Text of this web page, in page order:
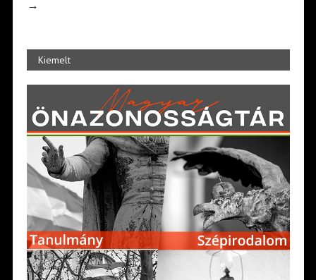
→
Kiemelt